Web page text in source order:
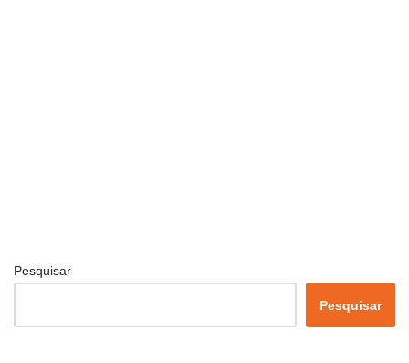
Pesquisar
Pesquisar